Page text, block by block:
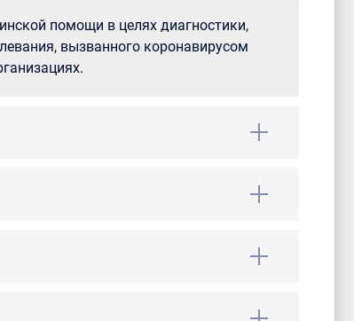
помощи в целях диагностики,
вызванного коронавирусом